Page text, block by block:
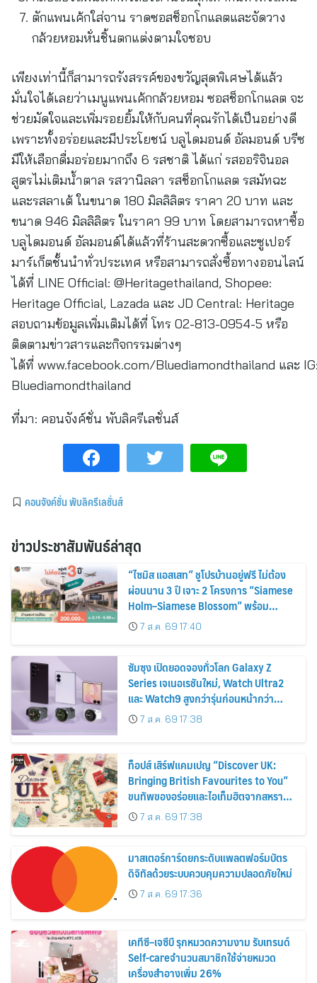
ตักแพนเค้กใส่จาน ราดซอสช็อกโกแลตและจัดวาง
กล้วยหอมหั่นชิ้นตกแต่งตามใจชอบ
เพียงเท่านี้ก็สามารถรังสรรค์ของขวัญสุดพิเศษได้แล้ว
มั่นใจได้เลยว่าเมนูแพนเค้กกล้วยหอม ซอสช็อกโกแลต จะ
ช่วยมัดใจและเพิ่มรอยยิ้มให้กับคนที่คุณรักได้เป็นอย่างดี
เพราะทั้งอร่อยและมีประโยชน์ บลูไดมอนด์ อัลมอนด์ บรีซ
มีให้เลือกดื่มอร่อยมากถึง 6 รสชาติ ได้แก่ รสออริจินอล
สูตรไม่เติมน้ำตาล รสวานิลลา รสช็อกโกแลต รสมัทฉะ
และรสลาเต้ ในขนาด 180 มิลลิลิตร ราคา 20 บาท และ
ขนาด 946 มิลลิลิตร ในราคา 99 บาท โดยสามารถหาซื้อ
บลูไดมอนด์ อัลมอนด์ได้แล้วที่ร้านสะดวกซื้อและซูเปอร์
มาร์เก็ตชั้นนำทั่วประเทศ หรือสามารถสั่งซื้อทางออนไลน์
ได้ที่ LINE Official: @Heritagethailand, Shopee:
Heritage Official, Lazada และ JD Central: Heritage
สอบถามข้อมูลเพิ่มเติมได้ที่ โทร 02-813-0954-5 หรือ
ติดตามข่าวสารและกิจกรรมต่างๆ
ได้ที่ www.facebook.com/Bluediamondthailand และ
Bluediamondthailand
ที่มา: คอนจังค์ชั่น พับลิครีเลชั่นส์
คอนจังค์ชั่น พับลิครีเลชั่นส์
ข่าวประชาสัมพันธ์ล่าสุด
“ไซมิส แอสเสท” ชูโปรบ้านอยู่ฟรี ไม่ต้อง
ผ่อนนาน 3 ปี เจาะ 2 โครงการ “Siamese
Holm–Siamese Blossom” พร้อม
ส่วนลดและสิทธิพิเศษถึง 31 สิงหาคม
2569
7 ส.ค. 69 17:40
ซัมซุง เปิดยอดจองทั่วโลก Galaxy Z
Series เจเนอเรชันใหม่, Watch Ultra2
และ Watch9 สูงกว่ารุ่นก่อนหน้ากว่า
30%7 ส.ค. 69 17:38
ท็อปส์ เสิร์ฟแคมเปญ “Discover UK:
Bringing British Favourites to You”
ขนทัพของอร่อยและไอเท็มฮิตจากสหราช
อาณาจักร ส่งตรงถึงมือตั้งแต่วันนี้ – 18
สิงหาคมนี้
7 ส.ค. 69 17:38
มาสเตอร์การ์ดยกระดับแพลตฟอร์มบัตร
ดิจิทัลด้วยระบบควบคุมความปลอดภัยใหม่
7 ส.ค. 69 17:36
เคทีซี–เจซีบี รุกหมวดความงาม รับเทรนด์
Self-careจำนวนสมาชิกใช้จ่ายหมวด
เครื่องสำอางเพิ่ม 26%